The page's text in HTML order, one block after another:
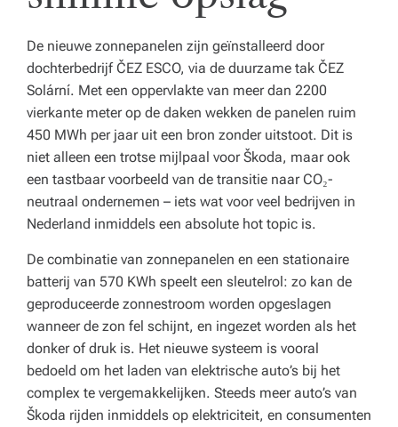
De nieuwe zonnepanelen zijn geïnstalleerd door
dochterbedrijf ČEZ ESCO, via de duurzame tak ČEZ
Solární. Met een oppervlakte van meer dan 2200
vierkante meter op de daken wekken de panelen ruim
450 MWh per jaar uit een bron zonder uitstoot. Dit is
niet alleen een trotse mijlpaal voor Škoda, maar ook
een tastbaar voorbeeld van de transitie naar CO₂-
neutraal ondernemen – iets wat voor veel bedrijven in
Nederland inmiddels een absolute hot topic is.
De combinatie van zonnepanelen en een stationaire
batterij van 570 KWh speelt een sleutelrol: zo kan de
geproduceerde zonnestroom worden opgeslagen
wanneer de zon fel schijnt, en ingezet worden als het
donker of druk is. Het nieuwe systeem is vooral
bedoeld om het laden van elektrische auto’s bij het
complex te vergemakkelijken. Steeds meer auto’s van
Škoda rijden inmiddels op elektriciteit, en consumenten